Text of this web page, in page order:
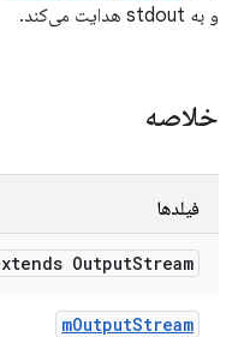
و به stdout هدایت می‌کند.
خلاصه
فیلدها
OutputStream
mOutputStream